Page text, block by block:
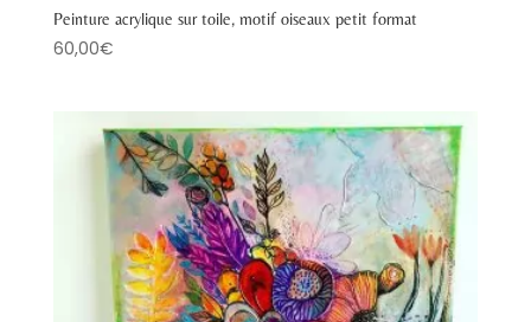
Peinture acrylique sur toile, motif oiseaux petit format
60,00€